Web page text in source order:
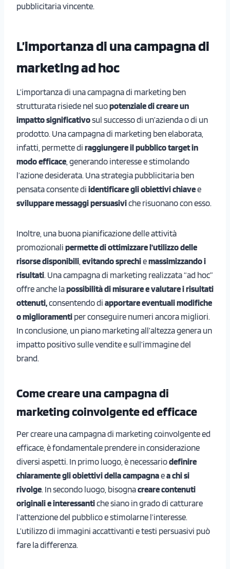
pubblicitaria vincente.
L’importanza di una campagna di
marketing ad hoc
L’importanza di una campagna di marketing ben
strutturata risiede nel suopotenziale di creare un
impatto significativosul successo di un’azienda o di un
prodotto. Una campagna di marketing ben elaborata,
infatti, permette di raggiungere il pubblico target in
modo efficace , generando interesse e stimolando
l’azione desiderata. Una strategia pubblicitaria ben
pensata consente di identificare gli obiettivi chiavee
sviluppare messaggi persuasiviche risuonano con esso.
Inoltre, una buona pianificazione delle attività
promozionali permette di ottimizzare l’utilizzo delle
risorse disponibili evitando sprechiemassimizzando i
risultati. Una campagna di marketing realizzata “ad hoc”
offre anche lapossibilità di misurare e valutare i risultati
ottenuti,consentendo di apportare eventuali modifiche
o miglioramenti per conseguire numeri ancora migliori.
In conclusione, un piano marketing all’altezza genera un
impatto positivo sulle vendite e sull’immagine del
brand.
Come creare una campagna di
marketing coinvolgente ed efficace
Per creare una campagna di marketing coinvolgente ed
efficace, è fondamentale prendere in considerazione
diversi aspetti. In primo luogo, è necessariodefinire
chiaramente gli obiettivi della campagnaea chi si
rivolge. In secondo luogo, bisognacreare contenuti
originali e interessantiche siano in grado di catturare
l’attenzione del pubblico e stimolarne l’interesse.
L’utilizzo di immagini accattivanti e testi persuasivi può
fare la differenza.